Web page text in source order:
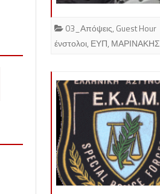
03_Απόψεις, Guest Hour
ένστολοι, ΕΥΠ, ΜΑΡΙΝΑΚΗΣ